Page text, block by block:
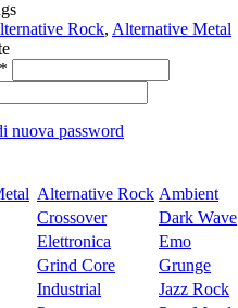
Rock, Alternative Metal
*
nuova password
Alternative Rock Ambient
Crossover Dark Wave
Elettronica Emo
Grind Core Grunge
Industrial Jazz Rock